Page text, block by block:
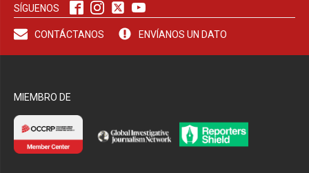
SÍGUENOS
CONTÁCTANOS ENVÍANOS UN DATO
MIEMBRO DE